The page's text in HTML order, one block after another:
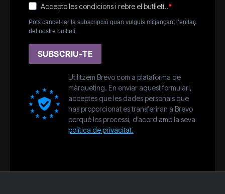
Accepto les condicions i rebre el butlletí..
Pots cancel·lar la subscripció quan vulguis mitjançant l’enllaç
del nostre butlletí.
SUBSCRIU-TE
Utilitzem Brevo com a plataforma de
màrqueting. En enviar aquest formulari,
acceptes que les dades personals que
has proporcionat es transferiran a Brevo
perquè les processi, d’acord amb la seva
política de privacitat.